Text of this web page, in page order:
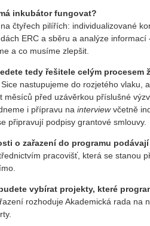
inkubátor fungovat?
čtyřech pilířích: individualizované
ERC a sběru a analýze
a co musíme zlepšit.
tedy řešitele celým procesem
nastupujeme do rozjetého vlaku,
měsíců před uzávěrkou příslušné
i přípravu na interviewvčetně
připravují podpisy grantové smlouvy.
o zařazení do programu
pracovišť, která se stanou
vybírat projekty, které
rozhoduje Akademická rada na